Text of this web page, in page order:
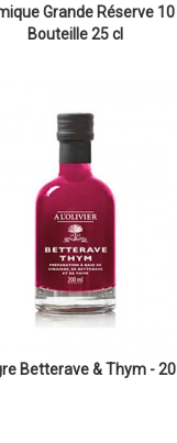
Grande Réserve 10
Bouteille 25 cl
Betterave & Thym - 20